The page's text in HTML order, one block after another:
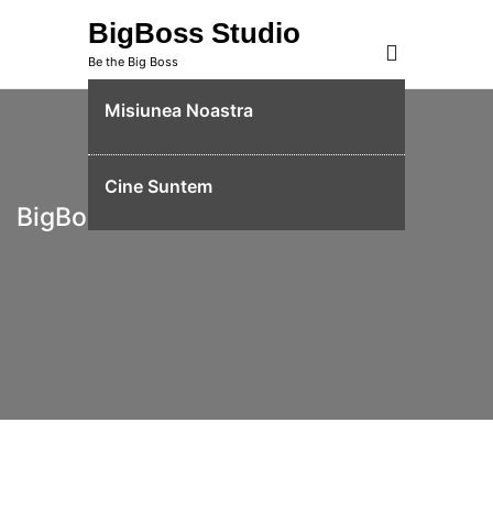
BigBoss Studio
Be the Big Boss
Misiunea Noastra
Cine Suntem
BigBoss Studio